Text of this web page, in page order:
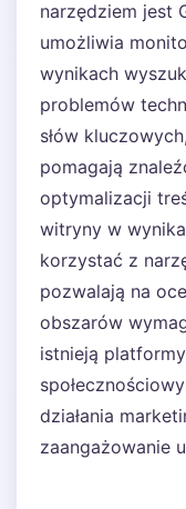
narzędziem jest
umożliwia
wynikach
problemów
słów
pomagają
optymalizacji
witryny w
korzystać z
pozwalają na
obszarów
istnieją
działania
zaangażowanie